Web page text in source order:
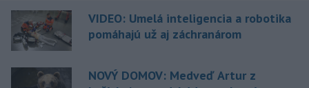
VIDEO: Umelá inteligencia a robotika
pomáhajú už aj záchranárom
NOVÝ DOMOV: Medveď Artur z